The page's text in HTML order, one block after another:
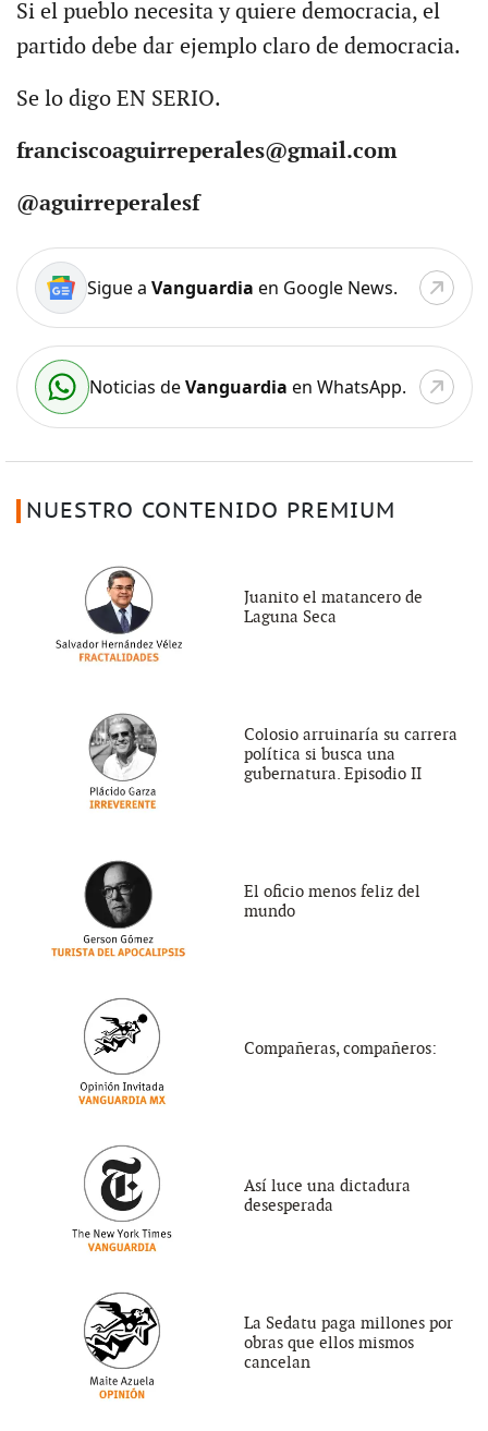
Si el pueblo necesita y quiere democracia, el
partido debe dar ejemplo claro de democracia.
Se lo digo EN SERIO.
franciscoaguirreperales@gmail.com
@aguirreperalesf
Sigue a Vanguardia en Google News.
Noticias deVanguardia en WhatsApp.
NUESTRO CONTENIDO PREMIUM
Juanito el matancero de
Laguna Seca
Colosio arruinaría su carrera
política si busca una
gubernatura. Episodio II
El oficio menos feliz del
mundo
Compañeras, compañeros:
Así luce una dictadura
desesperada
La Sedatu paga millones por
obras que ellos mismos
cancelan